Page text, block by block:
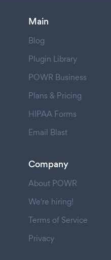
Main
Blog
Plugin Library
POWR Business
Plans & Pricing
HIPAA Forms
Email Blast
Company
About POWR
We're hiring!
Terms of Service
Privacy